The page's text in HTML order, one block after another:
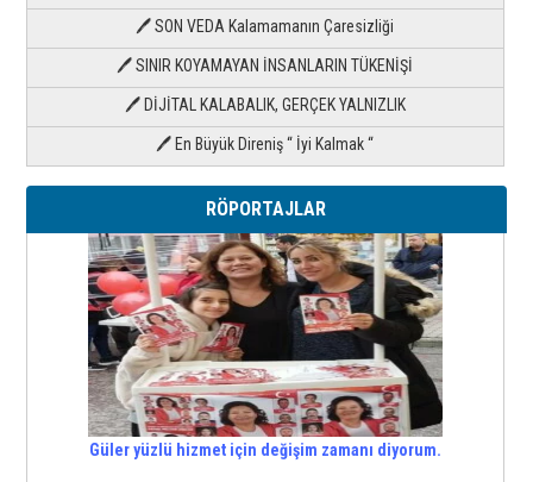
🖊 SON VEDA Kalamamanın Çaresizliği
🖊 SINIR KOYAMAYAN İNSANLARIN TÜKENİŞİ
🖊 DİJİTAL KALABALIK, GERÇEK YALNIZLIK
🖊 En Büyük Direniş “ İyi Kalmak “
RÖPORTAJLAR
Güler yüzlü hizmet için değişim zamanı diyorum.